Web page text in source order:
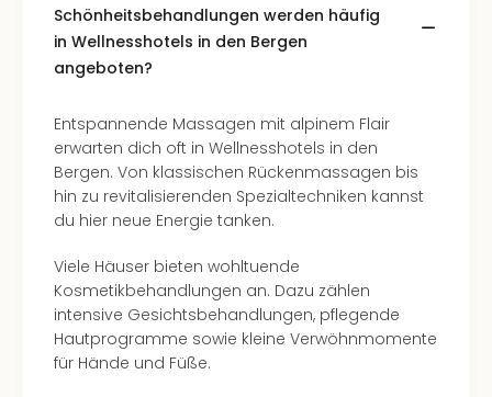
Schönheitsbehandlungen werden häufig
in Wellnesshotels in den Bergen
angeboten?
Entspannende Massagen mit alpinem Flair
erwarten dich oft in Wellnesshotels in den
Bergen. Von klassischen Rückenmassagen bis
hin zu revitalisierenden Spezialtechniken kannst
du hier neue Energie tanken.
Viele Häuser bieten wohltuende
Kosmetikbehandlungen an. Dazu zählen
intensive Gesichtsbehandlungen, pflegende
Hautprogramme sowie kleine Verwöhnmomente
für Hände und Füße.